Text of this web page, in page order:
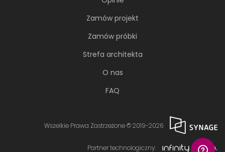
Zamów projekt
Zamów próbki
Strefa architekta
O nas
FAQ
Wszelkie Prawa Zastrzeżone © 2019-2026
Partner technologiczny: